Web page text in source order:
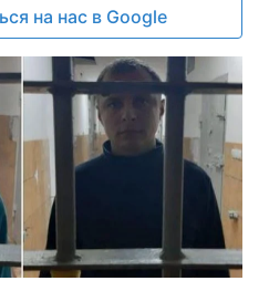
на нас в Google